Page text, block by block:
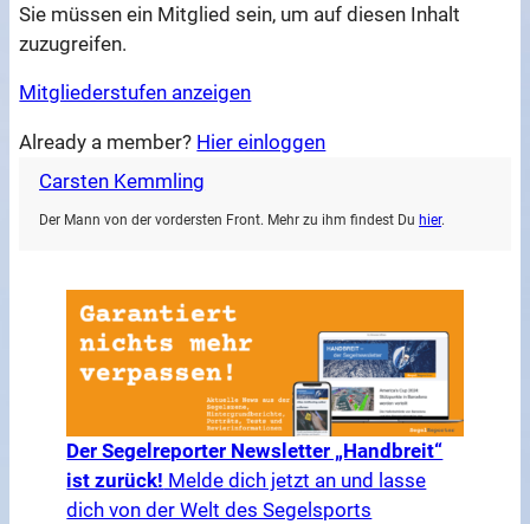
Sie müssen ein Mitglied sein, um auf diesen Inhalt
zuzugreifen.
Mitgliederstufen anzeigen
Already a member? Hier einloggen
Carsten Kemmling
Der Mann von der vordersten Front. Mehr zu ihm findest Du hier.
Der Segelreporter Newsletter „Handbreit“
ist zurück! Melde dich jetzt an und lasse
dich von der Welt des Segelsports